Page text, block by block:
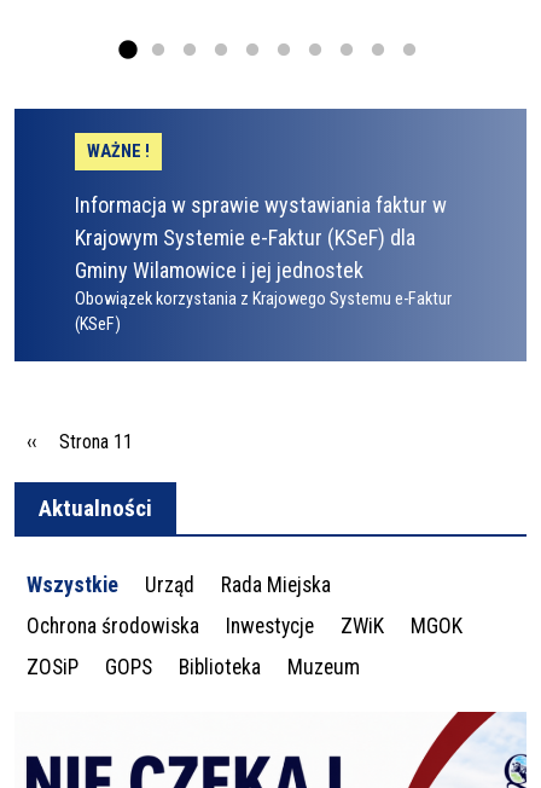
WAŻNE !
Informacja w sprawie wystawiania faktur w
Krajowym Systemie e-Faktur (KSeF) dla
Gminy Wilamowice i jej jednostek
Obowiązek korzystania z Krajowego Systemu e-Faktur
(KSeF)
Stronicowanie
Poprzednia strona
‹‹ Strona 11
Aktualności
Wszystkie Urząd
Rada Miejska
Ochrona środowiska
Inwestycje ZWiK
MGOK
ZOSiP
GOPS Biblioteka Muzeum